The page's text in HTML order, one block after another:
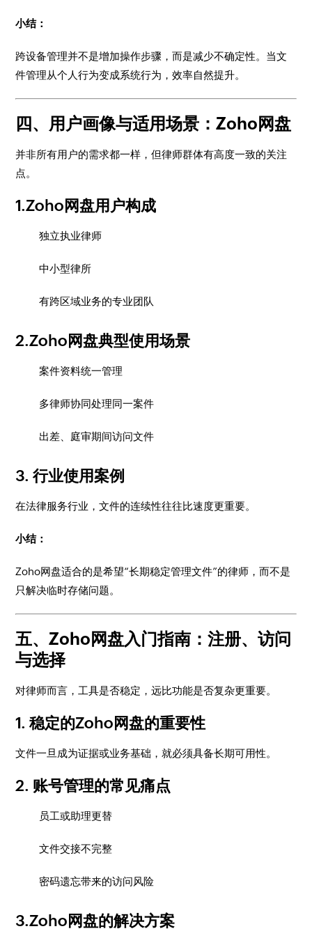
小结：
跨设备管理并不是增加操作步骤，而是减少不确定性。当文
件管理从个人行为变成系统行为，效率自然提升。
四、用户画像与适用场景：Zoho网盘
并非所有用户的需求都一样，但律师群体有高度一致的关注
点。
1.Zoho网盘用户构成
独立执业律师
中小型律所
有跨区域业务的专业团队
2.Zoho网盘典型使用场景
案件资料统一管理
多律师协同处理同一案件
出差、庭审期间访问文件
3. 行业使用案例
在法律服务行业，文件的连续性往往比速度更重要。
小结：
Zoho网盘适合的是希望“长期稳定管理文件”的律师，而不是
只解决临时存储问题。
五、Zoho网盘入门指南：注册、访问
与选择
对律师而言，工具是否稳定，远比功能是否复杂更重要。
1. 稳定的Zoho网盘的重要性
文件一旦成为证据或业务基础，就必须具备长期可用性。
2. 账号管理的常见痛点
员工或助理更替
文件交接不完整
密码遗忘带来的访问风险
3.Zoho网盘的解决方案